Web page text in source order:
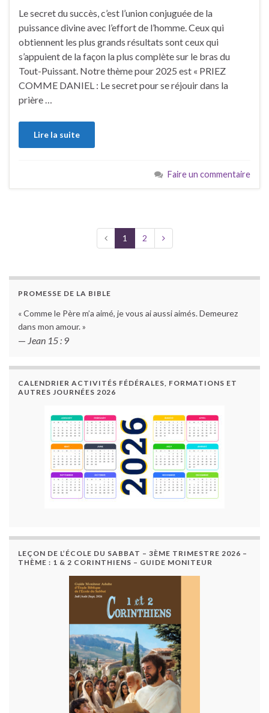
Le secret du succès, c’est l’union conjuguée de la
puissance divine avec l’effort de l’homme. Ceux qui
obtiennent les plus grands résultats sont ceux qui
s’appuient de la façon la plus complète sur le bras du
Tout-Puissant. Notre thème pour 2025 est « PRIEZ
COMME DANIEL : Le secret pour se réjouir dans la
prière …
Lire la suite
Faire un commentaire
1 2
PROMESSE DE LA BIBLE
« Comme le Père m’a aimé, je vous ai aussi aimés. Demeurez
dans mon amour. »
— Jean 15 : 9
CALENDRIER ACTIVITÉS FÉDÉRALES, FORMATIONS ET
AUTRES JOURNÉES 2026
LEÇON DE L’ÉCOLE DU SABBAT – 3ÈME TRIMESTRE 2026 –
THÈME : 1 & 2 CORINTHIENS – GUIDE MONITEUR